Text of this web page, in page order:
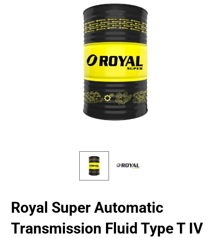
Royal Super Automatic
Transmission Fluid​ Type T IV